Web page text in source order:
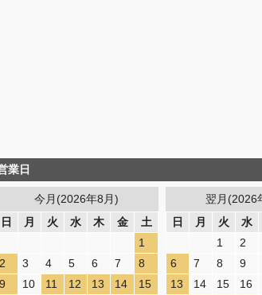
業日
今月(2026年8月)
日
月 火 水 木 金
土
1
2
3 4 5 6 7
8
9
10 11 12 13 14
15
翌月(2026
日
月 火 水
1
2
6
7 8 9
13
14 15 16